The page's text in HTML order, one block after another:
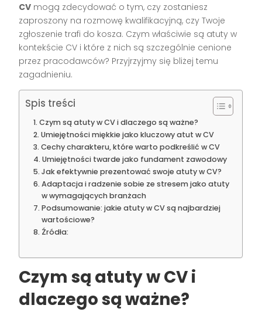
CV mogą zdecydować o tym, czy zostaniesz
zaproszony na rozmowę kwalifikacyjną, czy Twoje
zgłoszenie trafi do kosza. Czym właściwie są atuty w
kontekście CV i które z nich są szczególnie cenione
przez pracodawców? Przyjrzyjmy się bliżej temu
zagadnieniu.
Spis treści
Czym są atuty w CV i dlaczego są ważne?
Umiejętności miękkie jako kluczowy atut w CV
Cechy charakteru, które warto podkreślić w CV
Umiejętności twarde jako fundament zawodowy
Jak efektywnie prezentować swoje atuty w CV?
Adaptacja i radzenie sobie ze stresem jako atuty
w wymagających branżach
Podsumowanie: jakie atuty w CV są najbardziej
wartościowe?
Źródła:
Czym są atuty w CV i
dlaczego są ważne?